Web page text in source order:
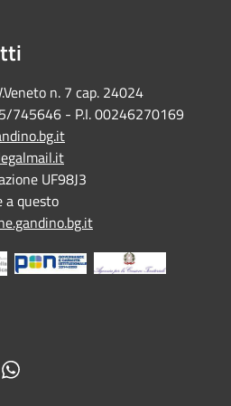
n. 7 cap. 24024
745646 - P.I. 00246270169
UF98J3
a questo